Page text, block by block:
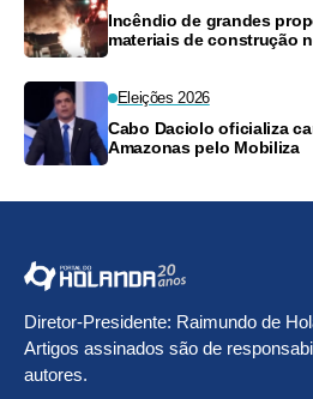
Incêndio de grandes
materiais de construção
Eleições 2026
Cabo Daciolo oficializa
Amazonas pelo Mobiliza
Diretor-Presidente: Raimundo de
Artigos assinados são de
autores.